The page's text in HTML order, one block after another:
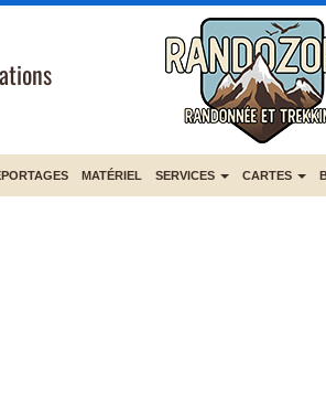
MATÉRIEL SERVICES CARTES